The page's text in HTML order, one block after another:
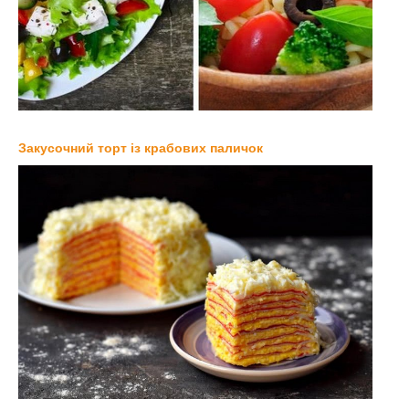
Закусочний торт із крабових паличок